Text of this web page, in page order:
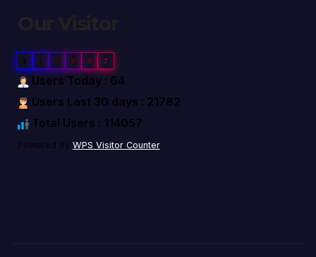
1 1 4 0 5 7
Users Today : 64
Users Last 30 days : 21782
Total Users : 114057
Powered By WPS Visitor Counter